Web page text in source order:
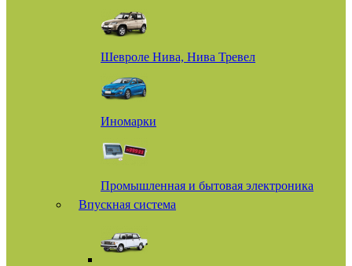
Шевроле Нива, Нива Тревел
Иномарки
Промышленная и бытовая электроника
Впускная система